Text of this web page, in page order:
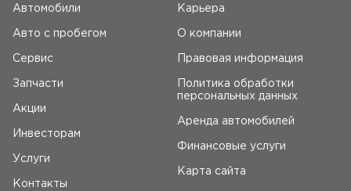
Автомобили
Авто c пробегом
Сервис
Запчасти
Акции
Инвесторам
Услуги
Контакты
Карьера
О компании
Правовая информация
Политика обработки
персональных данных
Аренда автомобилей
Финансовые услуги
Карта сайта